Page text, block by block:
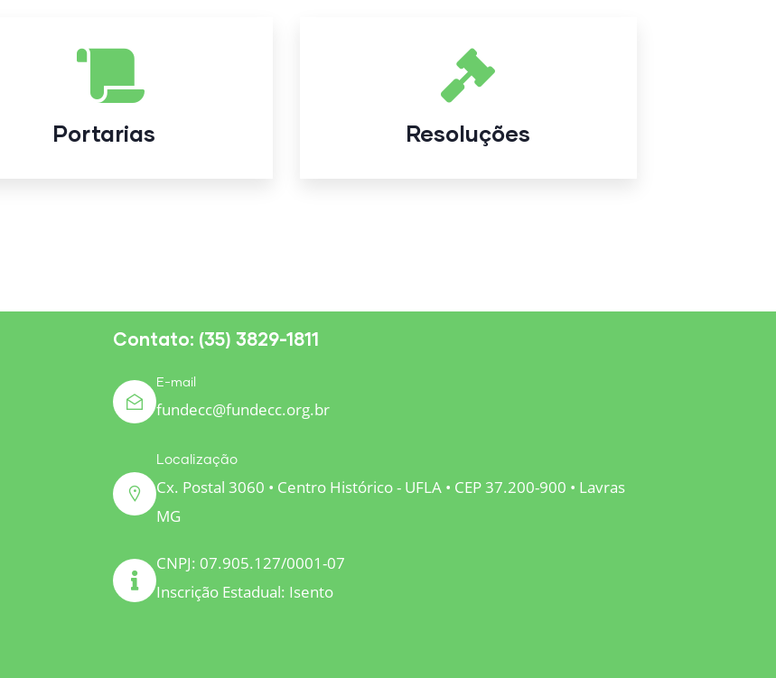
Portarias Resoluções
Contato: (35) 3829-1811
E-mail
fundecc@fundecc.org.br
Localização
Cx. Postal 3060 • Centro Histórico - UFLA • CEP 37.200-900 • Lavras
MG
CNPJ: 07.905.127/0001-07
Inscrição Estadual: Isento